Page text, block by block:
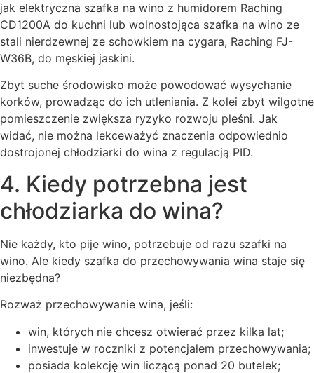
jak elektryczna szafka na wino z humidorem Raching
CD1200A do kuchni lub wolnostojąca szafka na wino ze
stali nierdzewnej ze schowkiem na cygara, Raching FJ-
W36B, do męskiej jaskini.
Zbyt suche środowisko może powodować wysychanie
korków, prowadząc do ich utleniania. Z kolei zbyt wilgotne
pomieszczenie zwiększa ryzyko rozwoju pleśni. Jak
widać, nie można lekceważyć znaczenia odpowiednio
dostrojonej chłodziarki do wina z regulacją PID.
4. Kiedy potrzebna jest
chłodziarka do wina?
Nie każdy, kto pije wino, potrzebuje od razu szafki na
wino. Ale kiedy szafka do przechowywania wina staje się
niezbędna?
Rozważ przechowywanie wina, jeśli:
win, których nie chcesz otwierać przez kilka lat;
inwestuje w roczniki z potencjałem przechowywania;
posiada kolekcję win liczącą ponad 20 butelek;